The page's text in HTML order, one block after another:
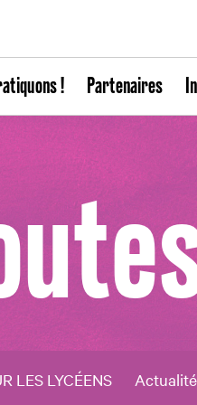
! Partenaires
LES LYCÉENS